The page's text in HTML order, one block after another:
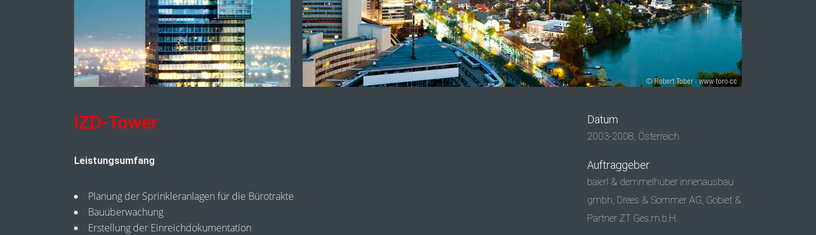
IZD-Tower
Leistungsumfang
Planung der Sprinkleranlagen für die Bürotrakte
Bauüberwachung
Erstellung der Einreichdokumentation
Datum
2003-2008, Österreich
Auftraggeber
baierl & demmelhuber innenausbau
gmbh, Drees & Sommer AG, Gobiet &
Partner ZT Ges.m.b.H.